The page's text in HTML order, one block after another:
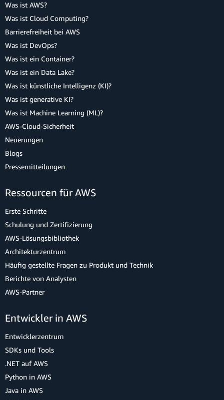
Was ist AWS?
Was ist Cloud Computing?
Barrierefreiheit bei AWS
Was ist DevOps?
Was ist ein Container?
Was ist ein Data Lake?
Was ist künstliche Intelligenz (KI)?
Was ist generative KI?
Was ist Machine Learning (ML)?
AWS-Cloud-Sicherheit
Neuerungen
Blogs
Pressemitteilungen
Ressourcen für AWS
Erste Schritte
Schulung und Zertifizierung
AWS-Lösungsbibliothek
Architekturzentrum
Häufig gestellte Fragen zu Produkt und Technik
Berichte von Analysten
AWS-Partner
Entwickler in AWS
Entwicklerzentrum
SDKs und Tools
.NET auf AWS
Python in AWS
Java in AWS